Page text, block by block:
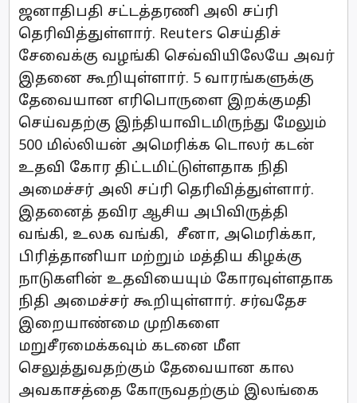
ஜனாதிபதி சட்டத்தரணி அலி சப்ரி
தெரிவித்துள்ளார். Reuters செய்திச்
சேவைக்கு வழங்கி செவ்வியிலேயே அவர்
இதனை கூறியுள்ளார். 5 வாரங்களுக்கு
தேவையான எரிபொருளை இறக்குமதி
செய்வதற்கு இந்தியாவிடமிருந்து மேலும்
500 மில்லியன் அமெரிக்க டொலர் கடன்
உதவி கோர திட்டமிட்டுள்ளதாக நிதி
அமைச்சர் அலி சப்ரி தெரிவித்துள்ளார்.
இதனைத் தவிர ஆசிய அபிவிருத்தி
வங்கி, உலக வங்கி, சீனா, அமெரிக்கா,
பிரித்தானியா மற்றும் மத்திய கிழக்கு
நாடுகளின் உதவியையும் கோரவுள்ளதாக
நிதி அமைச்சர் கூறியுள்ளார். சர்வதேச
இறையாண்மை முறிகளை
மறுசீரமைக்கவும் கடனை மீள
செலுத்துவதற்கும் தேவையான கால
அவகாசத்தை கோருவதற்கும் இலங்கை